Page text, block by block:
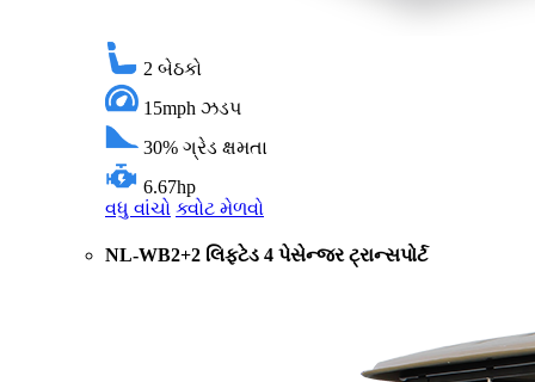
2 બેઠકો
15mph ઝડપ
30% ગ્રેડ ક્ષમતા
6.67hp
વધુ વાંચો ક્વોટ મેળવો
NL-WB2+2 લિફ્ટેડ 4 પેસેન્જર ટ્રાન્સપોર્ટ